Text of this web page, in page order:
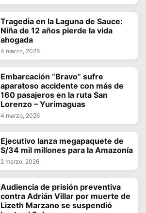
Tragedia en la Laguna de Sauce:
Niña de 12 años pierde la vida
ahogada
4 marzo, 2026
Embarcación “Bravo” sufre
aparatoso accidente con más de
160 pasajeros en la ruta San
Lorenzo – Yurimaguas
4 marzo, 2026
Ejecutivo lanza megapaquete de
S/34 mil millones para la Amazonía
2 marzo, 2026
Audiencia de prisión preventiva
contra Adrián Villar por muerte de
Lizeth Marzano se suspendió